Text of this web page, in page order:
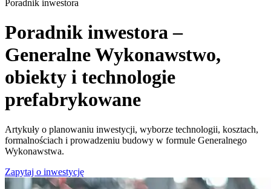
Poradnik inwestora
Poradnik inwestora –
Generalne Wykonawstwo,
obiekty i technologie
prefabrykowane
Artykuły o planowaniu inwestycji, wyborze technologii, kosztach,
formalnościach i prowadzeniu budowy w formule Generalnego
Wykonawstwa.
Zapytaj o inwestycję